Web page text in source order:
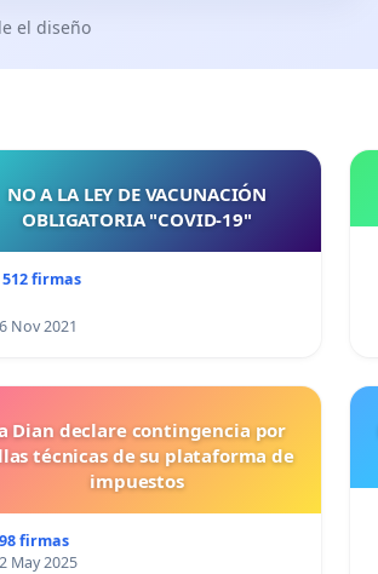
el diseño
NO A LA LEY DE VACUNACIÓN
OBLIGATORIA "COVID-19"
512 firmas
Nov 2021
Dian declare contingencia por
técnicas de su plataforma de
impuestos
firmas
May 2025